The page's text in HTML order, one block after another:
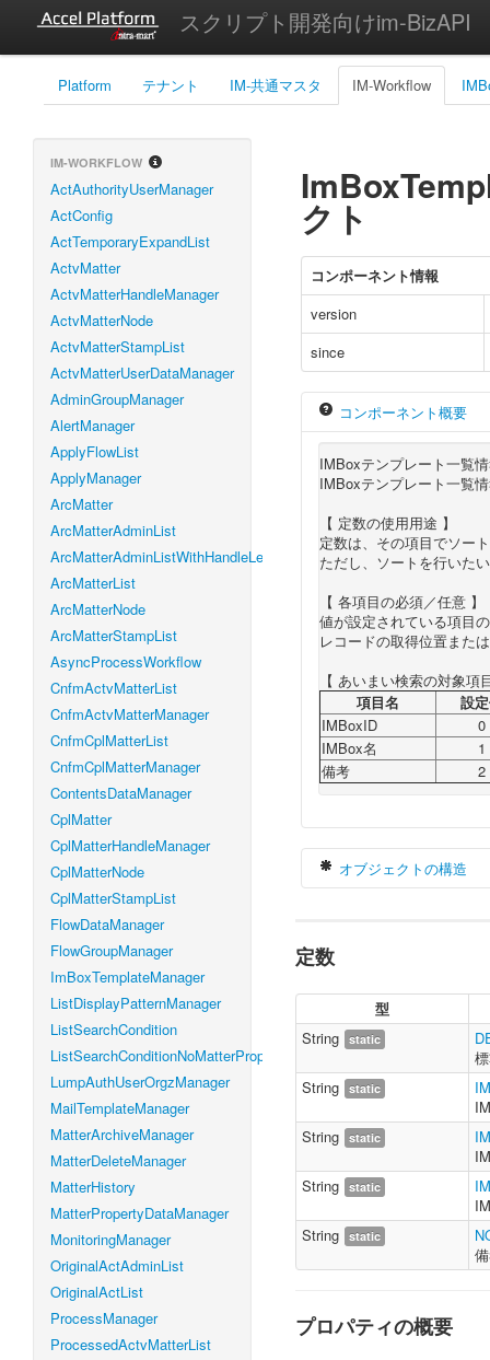
スクリプト開発向けim-BizAPI
Platform テナント IM-共通マスタ IM-Workflow
IM-WORKFLOW
ActAuthorityUserManager
ActConfig
ActTemporaryExpandList
ActvMatter
ActvMatterHandleManager
ActvMatterNode
ActvMatterStampList
ActvMatterUserDataManager
AdminGroupManager
AlertManager
ApplyFlowList
ApplyManager
ArcMatter
ArcMatterAdminList
ArcMatterAdminListWithHandleLevel
ArcMatterList
ArcMatterNode
ArcMatterStampList
AsyncProcessWorkflow
CnfmActvMatterList
CnfmActvMatterManager
CnfmCplMatterList
CnfmCplMatterManager
ContentsDataManager
CplMatter
CplMatterHandleManager
CplMatterNode
CplMatterStampList
FlowDataManager
FlowGroupManager
ImBoxTemplateManager
ListDisplayPatternManager
ListSearchCondition
ListSearchConditionNoMatterProperty
LumpAuthUserOrgzManager
MailTemplateManager
MatterArchiveManager
MatterDeleteManager
MatterHistory
MatterPropertyDataManager
MonitoringManager
OriginalActAdminList
OriginalActList
ProcessManager
ProcessedActvMatterList
クト
コンポーネント情報
version
since
コンポーネント概要
IMBoxテンプレート一覧
IMBoxテンプレート一覧
【 定数の使用用途 】
定数は、その項目でソー
ただし、ソートを行いた
【 各項目の必須／任意 】
値が設定されている項目
レコードの取得位置また
【 あいまい検索の対象項
項目名
設
IMBoxID
0
IMBox名
1
備考
2
オブジェクトの構造
:
    offset
:
定数
型
String static
String static
String static
String static
String static
プロパティの概要